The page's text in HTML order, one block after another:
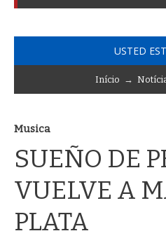
USTED
Início →
Musica
SUEÑO DE
VUELVE A
PLATA